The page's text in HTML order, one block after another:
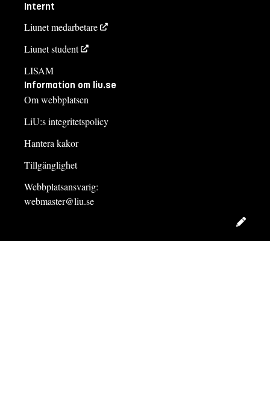
Internt
Liunet medarbetare
Liunet student
LISAM
Information om liu.se
Om webbplatsen
LiU:s integritetspolicy
Hantera kakor
Tillgänglighet
Webbplatsansvarig:
webmaster@liu.se